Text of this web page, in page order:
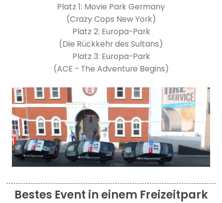
Platz 1: Movie Park Germany
(Crazy Cops New York)
Platz 2: Europa-Park
(Die Rückkehr des Sultans)
Platz 3: Europa-Park
(ACE - The Adventure Begins)
Bestes Event in einem Freizeitpark